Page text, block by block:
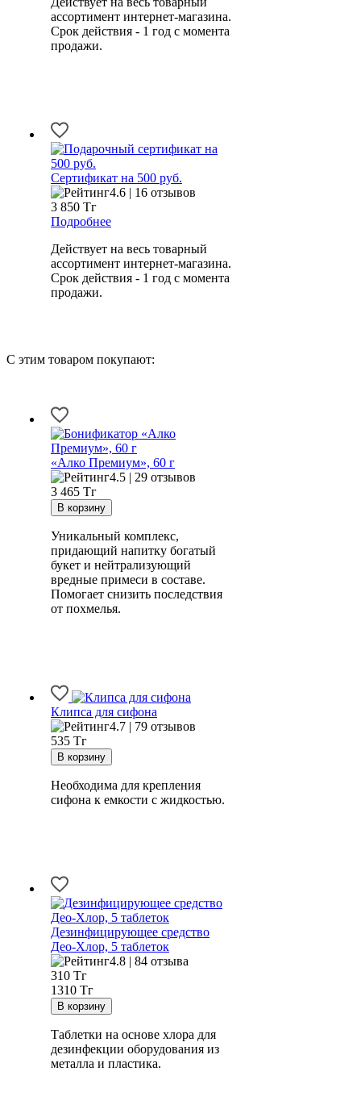
ассортимент интернет-магазина.
Срок действия - 1 год с момента
продажи.
Сертификат на 500 руб.
4.6 | 16 отзывов
3 850 Тг
Подробнее
Действует на весь товарный
ассортимент интернет-магазина.
Срок действия - 1 год с момента
продажи.
С этим товаром покупают:
«Алко Премиум», 60 г
4.5 | 29 отзывов
3 465 Тг
Уникальный комплекс,
придающий напитку богатый
букет и нейтрализующий
вредные примеси в составе.
Помогает снизить последствия
от похмелья.
Клипса для сифона
4.7 | 79 отзывов
535 Тг
Необходима для крепления
сифона к емкости с жидкостью.
Дезинфицирующее средство
Део-Хлор, 5 таблеток
4.8 | 84 отзыва
310 Тг
1310 Тг
Таблетки на основе хлора для
дезинфекции оборудования из
металла и пластика.